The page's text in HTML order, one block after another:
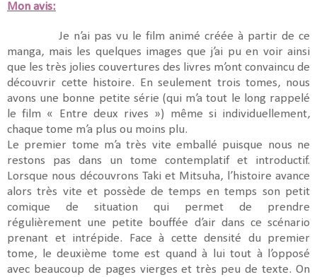
Mon avis:
Je n’ai pas vu le film animé créée à partir de ce
manga, mais les quelques images que j’ai pu en voir ainsi
que les très jolies couvertures des livres m’ont convaincu de
découvrir cette histoire. En seulement trois tomes, nous
avons une bonne petite série (qui m’a tout le long rappelé
le film « Entre deux rives ») même si individuellement,
chaque tome m’a plus ou moins plu.
Le premier tome m’a très vite emballé puisque nous ne
restons pas dans un tome contemplatif et introductif.
Lorsque nous découvrons Taki et Mitsuha, l’histoire avance
alors très vite et possède de temps en temps son petit
comique de situation qui permet de prendre
régulièrement une petite bouffée d’air dans ce scénario
prenant et intrépide. Face à cette densité du premier
tome, le deuxième tome est quand à lui tout à l’opposé
avec beaucoup de pages vierges et très peu de texte. On